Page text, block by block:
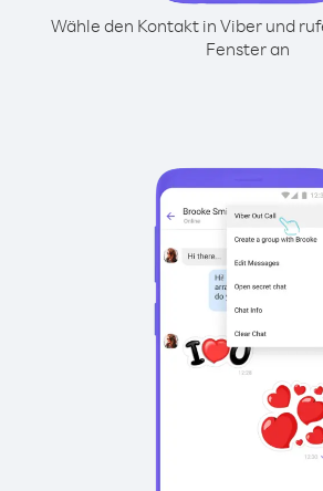
Wähle den Kontakt in Viber und
Fenster an